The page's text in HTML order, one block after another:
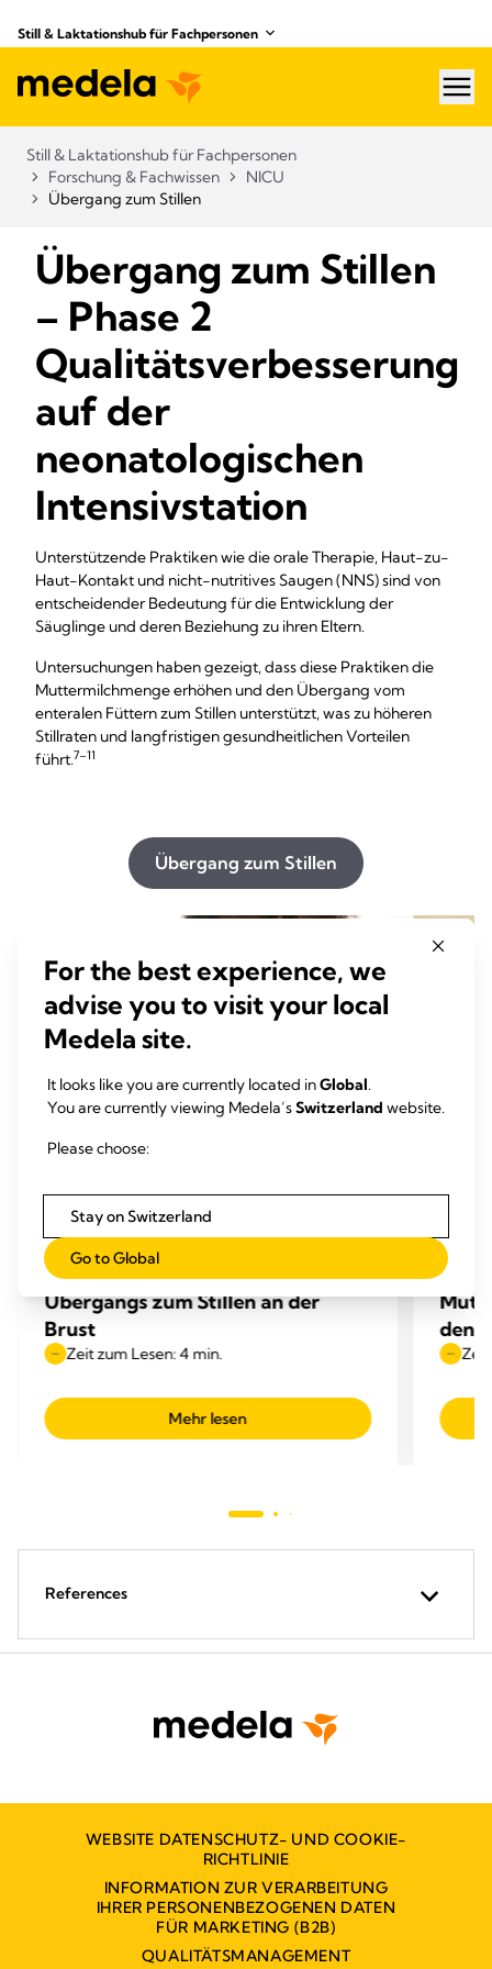
Still & Laktationshub für Fachpersonen
Still & Laktationshub für Fachpersonen
Forschung & Fachwissen
NICU
Übergang zum Stillen
Übergang zum Stillen
– Phase 2
Qualitätsverbesserung
auf der
neonatologischen
Intensivstation
Unterstützende Praktiken wie die orale Therapie, Haut-zu-
Haut-Kontakt und nicht-nutritives Saugen (NNS) sind von
entscheidender Bedeutung für die Entwicklung der
Säuglinge und deren Beziehung zu ihren Eltern.
Untersuchungen haben gezeigt, dass diese Praktiken die
Muttermilchmenge erhöhen und den Übergang vom
enteralen Füttern zum Stillen unterstützt, was zu höheren
Stillraten und langfristigen gesundheitlichen Vorteilen
führt.7–11
Übergang zum Stillen
ÜBERGANG ZUM STILLEN
Stillraten – Ergebnisse des
Übergangs zum Stillen an der
Brust
Zeit zum Lesen: 4 min.
Mehr lesen
den
Zeit
References
WEBSITE DATENSCHUTZ- UND COOKIE-
RICHTLINIE
INFORMATION ZUR VERARBEITUNG
IHRER PERSONENBEZOGENEN DATEN
FÜR MARKETING (B2B)
QUALITÄTSMANAGEMENT
For the best experience, we
advise you to visit your local
Medela site.
It looks like you are currently located inGlobal.
You are currently viewing Medela’sSwitzerland website.
Please choose:
Stay on Switzerland
Go to Global